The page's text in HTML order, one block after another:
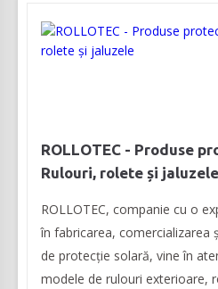
ROLLOTEC - Produse
Rulouri, rolete și jaluzele
ROLLOTEC, companie cu o
în fabricarea, comercializarea
de protecție solară, vine în
modele de rulouri exterioare,